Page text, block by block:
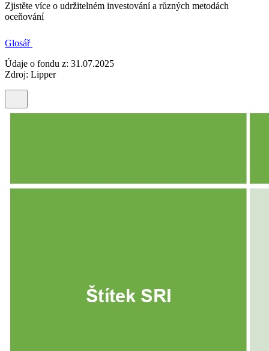
Zjistěte více o udržitelném investování a různých metodách
oceňování
Glosář
Údaje o fondu z: 31.07.2025
Zdroj: Lipper